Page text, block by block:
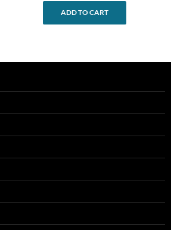
ADD TO CART